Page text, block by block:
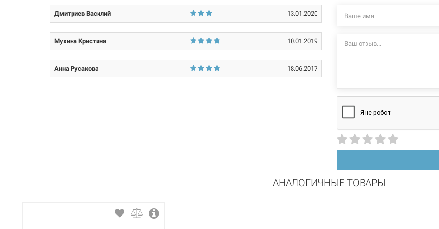
Толщина стенки: 6,9 мм
Материал трубы:
Дмитриев Василий 13.01.2020
Мухина Кристина 10.01.2019
Анна Русакова 18.06.2017
АНАЛОГИЧНЫЕ ТОВАРЫ